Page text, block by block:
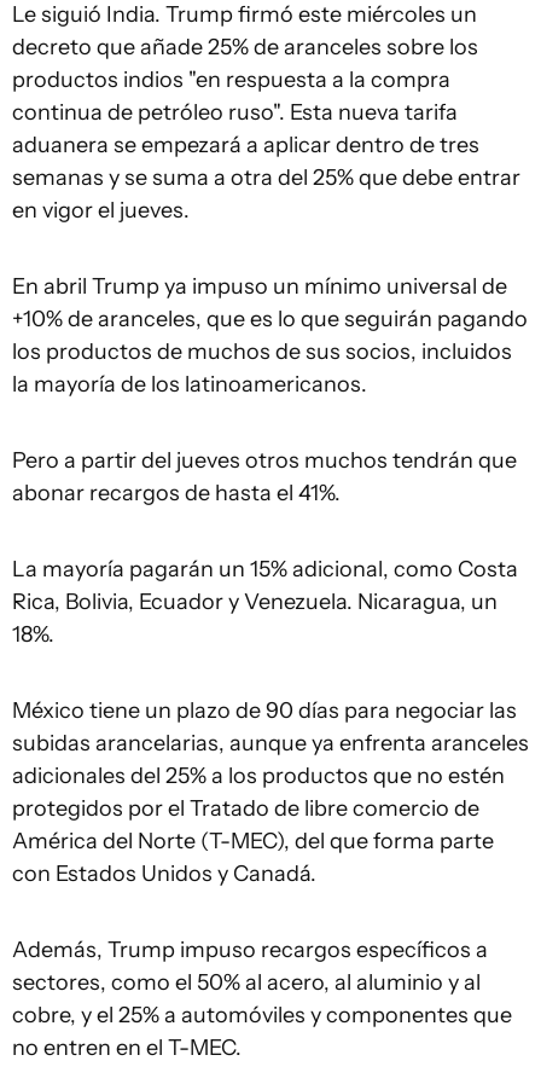
Le siguió India. Trump firmó este miércoles un
decreto que añade 25% de aranceles sobre los
productos indios "en respuesta a la compra
continua de petróleo ruso". Esta nueva tarifa
aduanera se empezará a aplicar dentro de tres
semanas y se suma a otra del 25% que debe entrar
en vigor el jueves.
En abril Trump ya impuso un mínimo universal de
+10% de aranceles, que es lo que seguirán pagando
los productos de muchos de sus socios, incluidos
la mayoría de los latinoamericanos.
Pero a partir del jueves otros muchos tendrán que
abonar recargos de hasta el 41%.
La mayoría pagarán un 15% adicional, como Costa
Rica, Bolivia, Ecuador y Venezuela. Nicaragua, un
18%.
México tiene un plazo de 90 días para negociar las
subidas arancelarias, aunque ya enfrenta aranceles
adicionales del 25% a los productos que no estén
protegidos por el Tratado de libre comercio de
América del Norte (T-MEC), del que forma parte
con Estados Unidos y Canadá.
Además, Trump impuso recargos específicos a
sectores, como el 50% al acero, al aluminio y al
cobre, y el 25% a automóviles y componentes que
no entren en el T-MEC.